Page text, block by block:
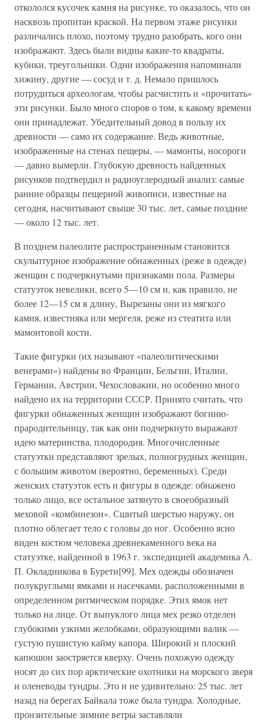
откололся кусочек камня на рисунке, то оказалось, что он
насквозь пропитан краской. На первом этаже рисунки
различались плохо, поэтому трудно разобрать, кого они
изображают. Здесь были видны какие-то квадраты,
кубики, треугольники. Одни изображения напоминали
хижину, другие — сосуд и т. д. Немало пришлось
потрудиться археологам, чтобы расчистить и «прочитать»
эти рисунки. Было много споров о том, к какому времени
они принадлежат. Убедительный довод в пользу их
древности — само их содержание. Ведь животные,
изображенные на стенах пещеры, — мамонты, носороги
— давно вымерли. Глубокую древность найденных
рисунков подтвердил и радиоуглеродный анализ: самые
ранние образцы пещерной живописи, известные на
сегодня, насчитывают свыше 30 тыс. лет, самые поздние
— около 12 тыс. лет.
В позднем палеолите распространенным становится
скульптурное изображение обнаженных (реже в одежде)
женщин с подчеркнутыми признаками пола. Размеры
статуэток невелики, всего 5—10 см и, как правило, не
более 12—15 см в длину, Вырезаны они из мягкого
камня, известняка или мергеля, реже из стеатита или
мамонтовой кости.
Такие фигурки (их называют «палеолитическими
венерами») найдены во Франции, Бельгии, Италии,
Германии, Австрии, Чехословакии, но особенно много
найдено их на территории СССР. Принято считать, что
фигурки обнаженных женщин изображают богиню-
прародительницу, так как они подчеркнуто выражают
идею материнства, плодородия. Многочисленные
статуэтки представляют зрелых, полногрудных женщин,
с большим животом (вероятно, беременных). Среди
женских статуэток есть и фигуры в одежде: обнажено
только лицо, все остальное затянуто в своеобразный
меховой «комбинезон». Сшитый шерстью наружу, он
плотно облегает тело с головы до ног. Особенно ясно
виден костюм человека древнекаменного века на
статуэтке, найденной в 1963 г. экспедицией академика А.
П. Окладникова в Бурети[99]. Мех одежды обозначен
полукруглыми ямками и насечками, расположенными в
определенном ритмическом порядке. Этих ямок нет
только на лице. От выпуклого лица мех резко отделен
глубокими узкими желобками, образующими валик —
густую пушистую кайму капора. Широкий и плоский
капюшон заостряется кверху. Очень похожую одежду
носят до сих пор арктические охотники на морского зверя
и оленеводы тундры. Это и не удивительно: 25 тыс. лет
назад на берегах Байкала тоже была тундра. Холодные,
пронзительные зимние ветры заставляли